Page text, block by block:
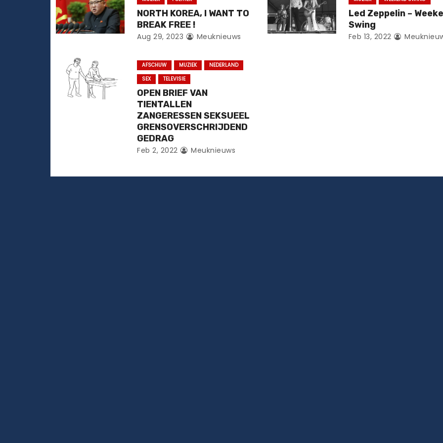
v
i
a
NORTH KOREA, I WANT TO
BREAK FREE !
Aug 29, 2023 Meuknieuws
Led Zeppelin –
Swing
Feb 13, 2022
AFSCHUW MUZIEK
NEDERLAND
SEX
TELEVISIE
OPEN BRIEF VAN
TIENTALLEN
ZANGERESSEN SEKSUEEL
GRENSOVERSCHRIJDEND
GEDRAG
Feb 2, 2022 Meuknieuws